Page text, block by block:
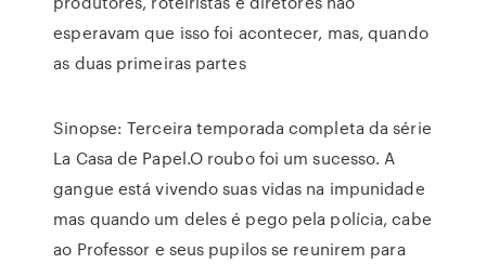
esperavam que isso foi acontecer, mas, quando
as duas primeiras partes
Sinopse: Terceira temporada completa da série
La Casa de Papel.O roubo foi um sucesso. A
gangue está vivendo suas vidas na impunidade
mas quando um deles é pego pela polícia, cabe
ao Professor e seus pupilos se reunirem para